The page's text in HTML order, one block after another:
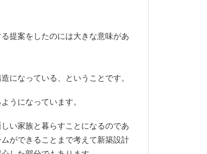
提案をしたのには大きな意味があ
になっている、ということです。
うになっています。
い家族と暮らすことになるのであ
ができることまで考えて新築設計